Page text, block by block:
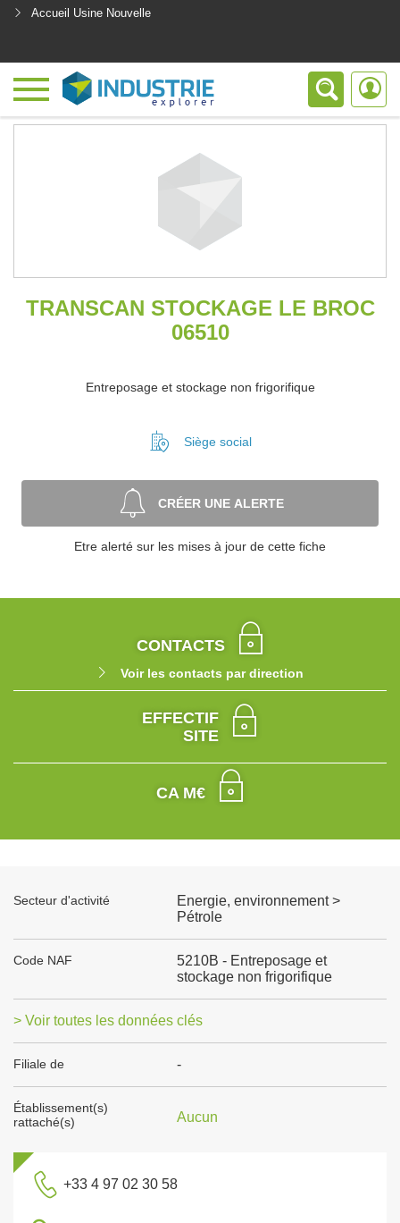
Accueil Usine Nouvelle
TRANSCAN STOCKAGE LE BROC
06510
Entreposage et stockage non frigorifique
Siège social
CRÉER UNE ALERTE
Etre alerté sur les mises à jour de cette fiche
CONTACTS
Voir les contacts par direction
EFFECTIF
SITE
CA M€
Secteur d'activité
Energie, environnement >
Pétrole
Code NAF
5210B - Entreposage et
stockage non frigorifique
> Voir toutes les données clés
Filiale de -
Établissement(s)
rattaché(s)
Aucun
+33 4 97 02 30 58